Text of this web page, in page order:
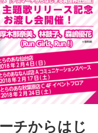
チからはじ